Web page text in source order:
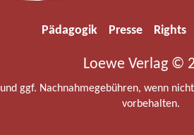
Pädagogik Presse Rights
Loewe Verlag ©
und ggf. Nachnahmegebühren, wenn
vorbehalten.